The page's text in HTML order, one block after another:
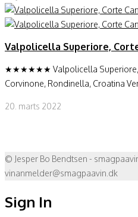
Valpolicella Superiore,
★★★★★★ Valpolicella Superiore,
Corvinone, Rondinella, Croatina
20. marts 2022
© Jesper Bo Bendtsen -
vinanmelder@smagpaavin.dk
Sign In